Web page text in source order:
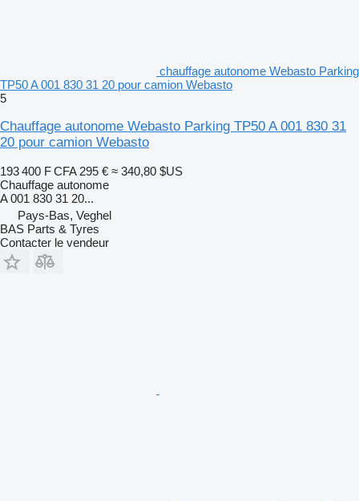
chauffage autonome Webasto Parking
TP50 A 001 830 31 20 pour camion Webasto
5
Chauffage autonome Webasto Parking TP50 A 001 830 31
20 pour camion Webasto
193 400 F CFA 295 € ≈ 340,80 $US
Chauffage autonome
A 001 830 31 20...
Pays-Bas, Veghel
BAS Parts & Tyres
Contacter le vendeur